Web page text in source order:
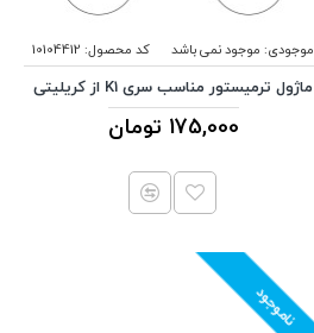
موجودی: موجود نمی باشد کد محصول: 10104412
ماژول ترمیستور مناسب سری K1 از کریلیتی
175,000 تومان
ناموجود